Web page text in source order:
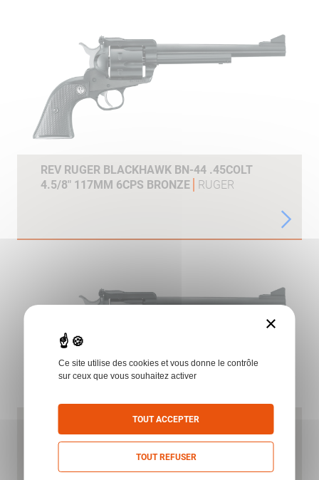
REV RUGER BLACKHAWK BN-44 .45COLT
4.5/8" 117MM 6CPS BRONZE
RUGER
REV RUGER BLACKHAWK BN-45 .45COLT
7.1/2" 190MM 6CPS BRONZE RUGER
×
Ce site utilise des cookies et vous donne le contrôle
sur ceux que vous souhaitez activer
TOUT ACCEPTER
TOUT REFUSER